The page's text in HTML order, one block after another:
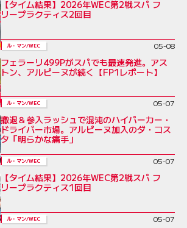
【タイム結果】2026年WEC第2戦スパ フ
リープラクティス2回目
ル・マン/WEC 05-08
フェラーリ499Pがスパでも最速発進。アス
トン、アルピーヌが続く【FP1レポート】
ル・マン/WEC 05-07
撤退＆参入ラッシュで混沌のハイパーカー・
ドライバー市場。アルピーヌ加入のダ・コス
タ「明らかな痛手」
ル・マン/WEC 05-07
【タイム結果】2026年WEC第2戦スパ フ
リープラクティス1回目
ル・マン/WEC 05-07